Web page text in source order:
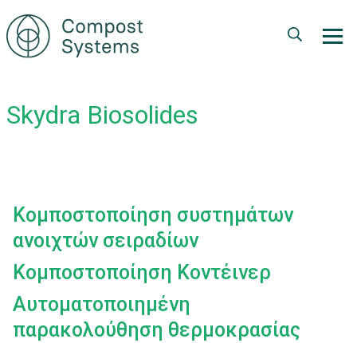
Παράκαμψη
προς
το
Skydra Biosolides
Κομποστοποίηση συστημάτων
ανοιχτών σειραδίων
Κομποστοποίηση Κοντέινερ
Αυτοματοποιημένη
παρακολούθηση θερμοκρασίας